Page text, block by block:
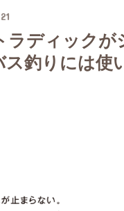
ラディックが
ス釣りには使